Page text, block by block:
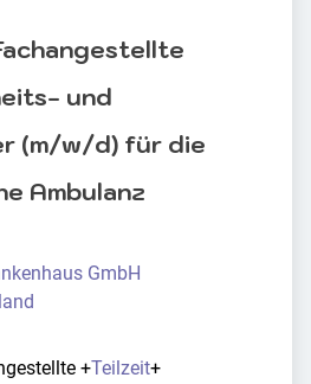
und
(m/w/d) für die
Ambulanz
GmbH
+Teilzeit+